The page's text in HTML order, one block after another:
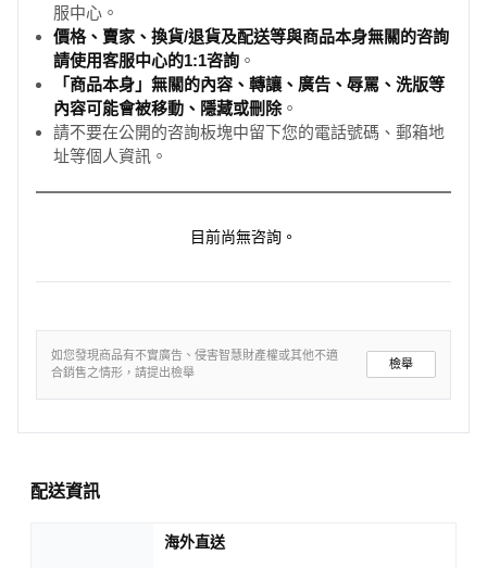
服中心。
價格、賣家、換貨/退貨及配送等與商品本身無關的咨詢
請使用客服中心的1:1咨詢 。
「商品本身」無關的內容、轉讓、廣告、辱罵、洗版等
內容可能會被移動、隱藏或刪除。
請不要在公開的咨詢板塊中留下您的電話號碼、郵箱地
址等個人資訊。
目前尚無咨詢。
如您發現商品有不實廣告、侵害智慧財產權或其他不適
合銷售之情形，請提出檢舉
檢舉
配送資訊
海外直送